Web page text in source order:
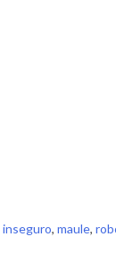
inseguro, maule,